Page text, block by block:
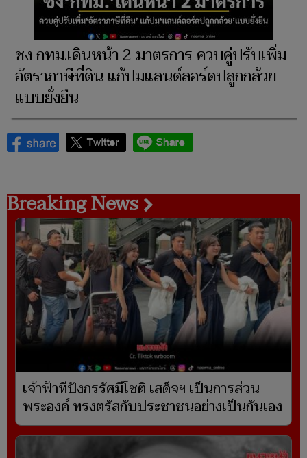
ชง กทม.เดินหน้า 2 มาตรการ ควบคู่ปรับเพิ่ม
อัตราภาษีที่ดิน แก้ปมแลนด์ลอร์ดปลูกกล้วย
แบบยั่งยืน
Breaking News
เจ้าฟ้าทีปังกรรัศมีโชติ เสด็จฯ เป็นการส่วน
พระองค์ ทรงตรัสกับประชาชนอย่างเป็นกันเอง